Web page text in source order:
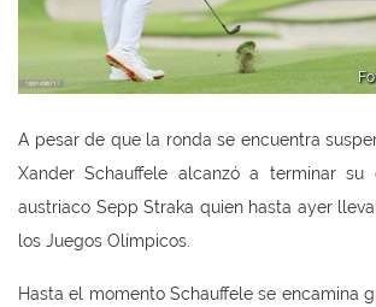
A pesar de que la ronda se encuentra
Xander Schauffele alcanzó a terminar
austriaco Sepp Straka quien hasta ayer
los Juegos Olímpicos.
Hasta el momento Schauffele se encamina